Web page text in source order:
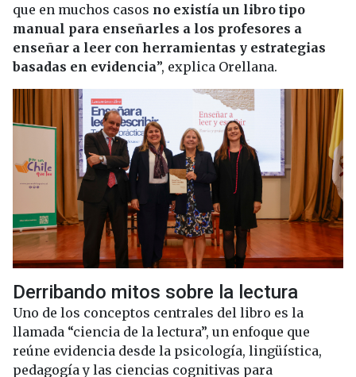
que en muchos casos no existía un libro tipo
manual para enseñarles a los profesores a
enseñar a leer con herramientas y estrategias
basadas en evidencia”, explica Orellana.
Derribando mitos sobre la lectura
Uno de los conceptos centrales del libro es la
llamada “ciencia de la lectura”, un enfoque que
reúne evidencia desde la psicología, lingüística,
pedagogía y las ciencias cognitivas para